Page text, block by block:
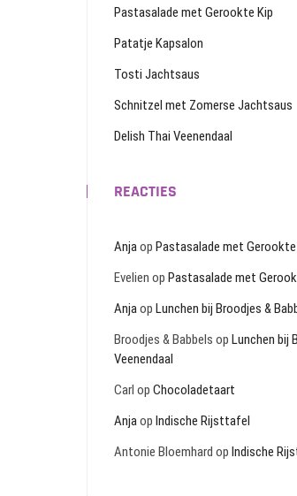
Pastasalade met Gerookte Kip
Patatje Kapsalon
Tosti Jachtsaus
Schnitzel met Zomerse Jachtsaus
Delish Thai Veenendaal
REACTIES
Anjaop Pastasalade met Gerookte
Evelien op Pastasalade met
Anjaop Lunchen bij Broodjes &
Broodjes & Babbels op Lunchen bij
Veenendaal
Carl op Chocoladetaart
Anjaop Indische Rijsttafel
Antonie Bloemhard op Indische